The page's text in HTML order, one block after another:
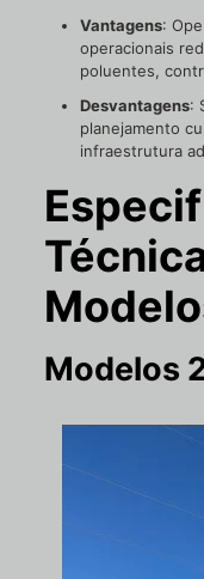
Vantagens:
operacionais
poluentes,
Desvantagens:
planejamento
infraestrutura
Modelos